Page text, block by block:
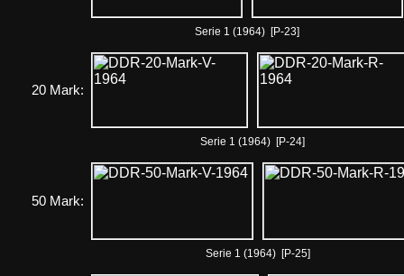
Serie 1 (1964) [P-23]
20 Mark:
Serie 1 (1964) [P-24]
50 Mark:
Serie 1 (1964) [P-25]